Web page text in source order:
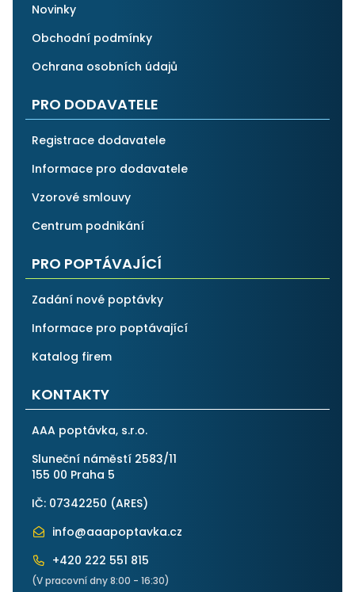
Novinky
Obchodní podmínky
Ochrana osobních údajů
PRO DODAVATELE
Registrace dodavatele
Informace pro dodavatele
Vzorové smlouvy
Centrum podnikání
PRO POPTÁVAJÍCÍ
Zadání nové poptávky
Informace pro poptávající
Katalog firem
KONTAKTY
AAA poptávka, s.r.o.
Sluneční náměstí 2583/11
155 00 Praha 5
IČ: 07342250 (ARES)
info@aaapoptavka.cz
+420 222 551 815
(V pracovní dny 8:00 - 16:30)